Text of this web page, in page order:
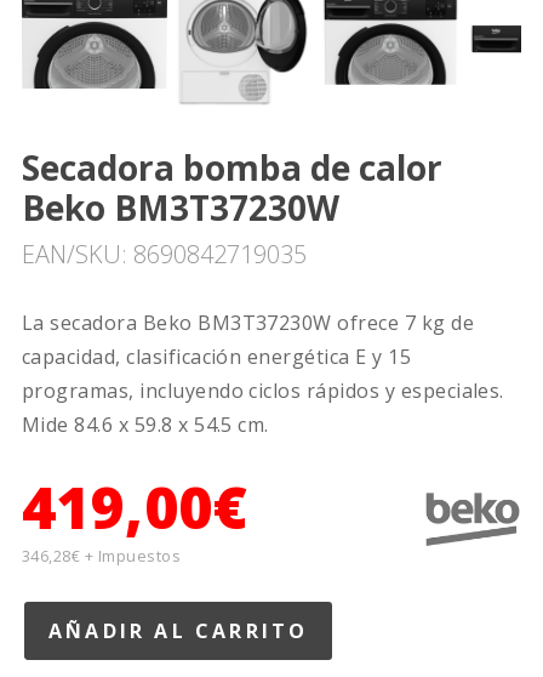
Secadora bomba de calor
Beko BM3T37230W
EAN/SKU: 8690842719035
La secadora Beko BM3T37230W ofrece 7 kg de
capacidad, clasificación energética E y 15
programas, incluyendo ciclos rápidos y especiales.
Mide 84.6 x 59.8 x 54.5 cm.
419,00€
346,28€ + Impuestos